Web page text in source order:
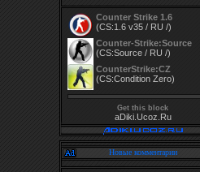
Counter Strike 1.6
(CS:1.6 v35 / RU /)
Counter-Strike:Source
(CS:Source / RU /)
CounterStrike:CZ
(CS:Condition Zero)
Get this block
aDiki.Ucoz.Ru
Новые комментарии